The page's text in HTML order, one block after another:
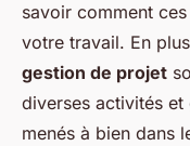
savoir comment
votre travail. En
gestion de projet
diverses activités
menés à bien dans